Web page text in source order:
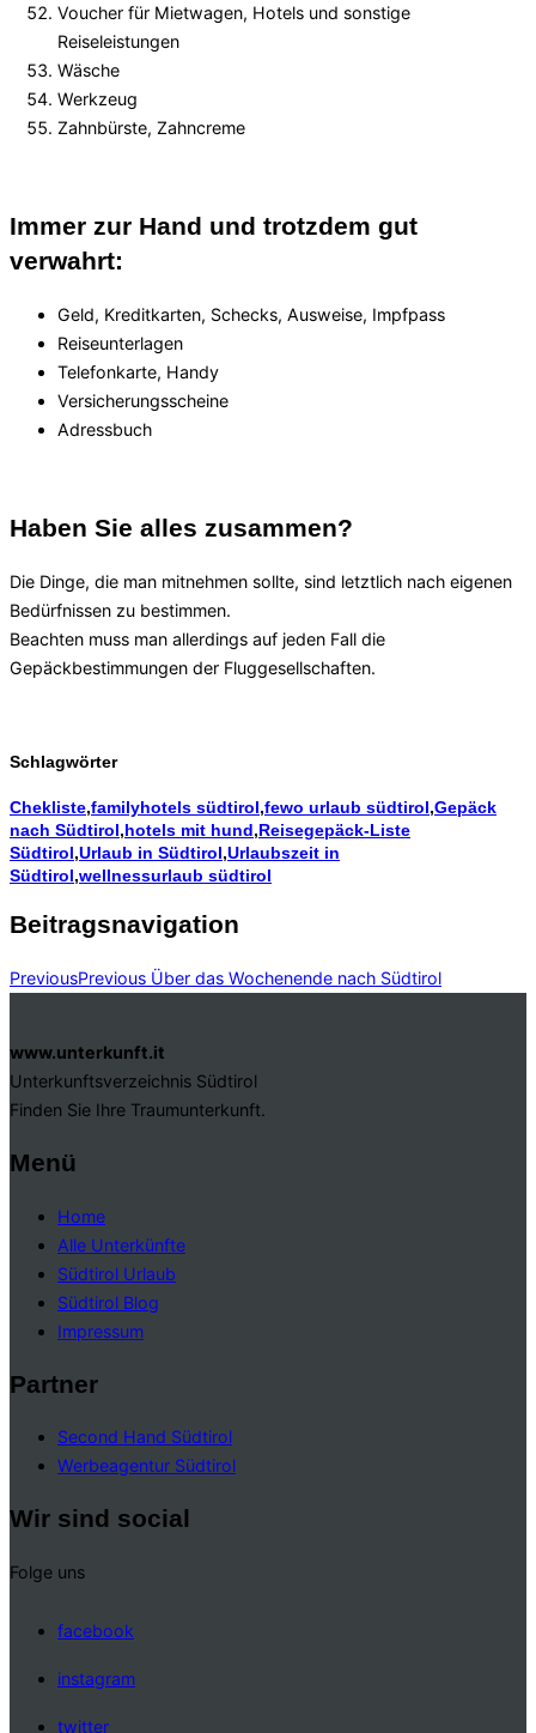
Voucher für Mietwagen, Hotels und sonstige
Reiseleistungen
Wäsche
Werkzeug
Zahnbürste, Zahncreme
Immer zur Hand und trotzdem gut
verwahrt:
Geld, Kreditkarten, Schecks, Ausweise, Impfpass
Reiseunterlagen
Telefonkarte, Handy
Versicherungsscheine
Adressbuch
Haben Sie alles zusammen?
Die Dinge, die man mitnehmen sollte, sind letztlich nach eigenen
Bedürfnissen zu bestimmen.
Beachten muss man allerdings auf jeden Fall die
Gepäckbestimmungen der Fluggesellschaften.
Schlagwörter
Chekliste,familyhotels südtirol,fewo urlaub südtirol,Gepäck
nach Südtirol,hotels mit hund,Reisegepäck-Liste
Südtirol,Urlaub in Südtirol,Urlaubszeit in
Südtirol,wellnessurlaub südtirol
Beitragsnavigation
PreviousPrevious Über das Wochenende nach Südtirol
www.unterkunft.it
Unterkunftsverzeichnis Südtirol
Finden Sie Ihre Traumunterkunft.
Menü
Home
Alle Unterkünfte
Südtirol Urlaub
Südtirol Blog
Impressum
Partner
Second Hand Südtirol
Werbeagentur Südtirol
Wir sind social
Folge uns
facebook
instagram
twitter